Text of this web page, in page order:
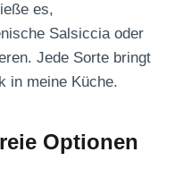
es,
Salsiccia oder
Jede Sorte bringt
in meine Küche.
Optionen